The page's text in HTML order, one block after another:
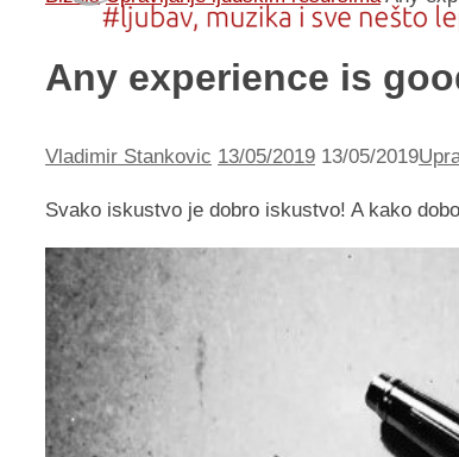
Any experience is
Vladimir Stankovic 13/05/2019 13/05/2019
Svako iskustvo je dobro iskustvo! A kako